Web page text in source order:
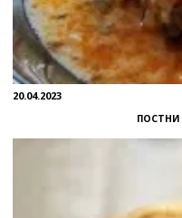
20.04.2023
ПОСТНИ